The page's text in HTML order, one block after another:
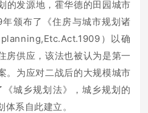
的发源地，霍华德的田园城市
颁布了《住房与城市规划诸
）以确
房供应，该法也被认为是第一
。为应对二战后的大规模城市
城乡规划法》，城乡规划的
系自此建立。